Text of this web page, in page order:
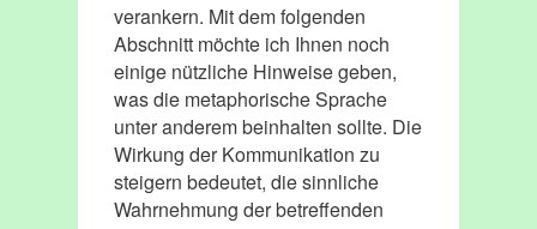
verankern. Mit dem folgenden
Abschnitt möchte ich Ihnen noch
einige nützliche Hinweise geben,
was die metaphorische Sprache
unter anderem beinhalten sollte. Die
Wirkung der Kommunikation zu
steigern bedeutet, die sinnliche
Wahrnehmung der betreffenden